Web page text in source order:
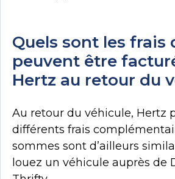
Quels sont les frais
peuvent être
Hertz au retour du
Au retour du véhicule, Hertz
différents frais
sommes sont d’ailleurs
louez un véhicule auprès de